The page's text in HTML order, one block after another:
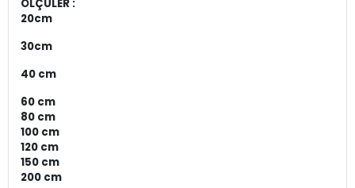
ÖLÇÜLER :
20cm
30cm
40 cm
60 cm
80 cm
100 cm
120 cm
150 cm
200 cm